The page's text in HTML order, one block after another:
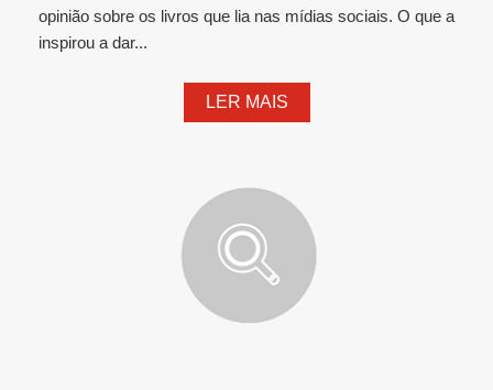
opinião sobre os livros que lia nas mídias sociais. O que a
inspirou a dar...
LER MAIS